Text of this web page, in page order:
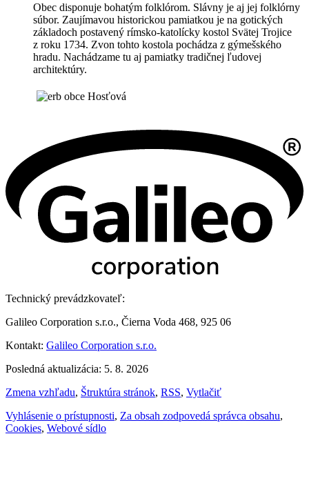
Obec disponuje bohatým folklórom. Slávny je aj jej folklórny
súbor. Zaujímavou historickou pamiatkou je na gotických
základoch postavený rímsko-katolícky kostol Svätej Trojice
z roku 1734. Zvon tohto kostola pochádza z gýmešského
hradu. Nachádzame tu aj pamiatky tradičnej ľudovej
architektúry.
Technický prevádzkovateľ:
Galileo Corporation s.r.o., Čierna Voda 468, 925 06
Kontakt: Galileo Corporation s.r.o.
Posledná aktualizácia: 5. 8. 2026
Zmena vzhľadu, Štruktúra stránok, RSS, Vytlačiť
Vyhlásenie o prístupnosti, Za obsah zodpovedá správca obsahu,
Cookies, Webové sídlo